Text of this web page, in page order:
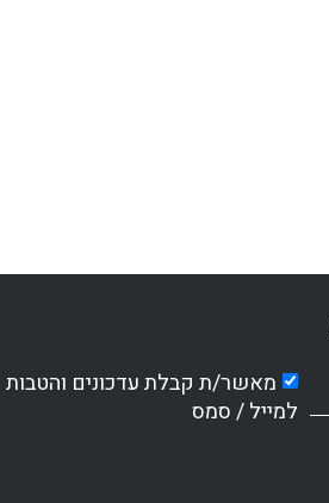
מאשר/ת קבלת עדכונים והטבות
למייל / סמס